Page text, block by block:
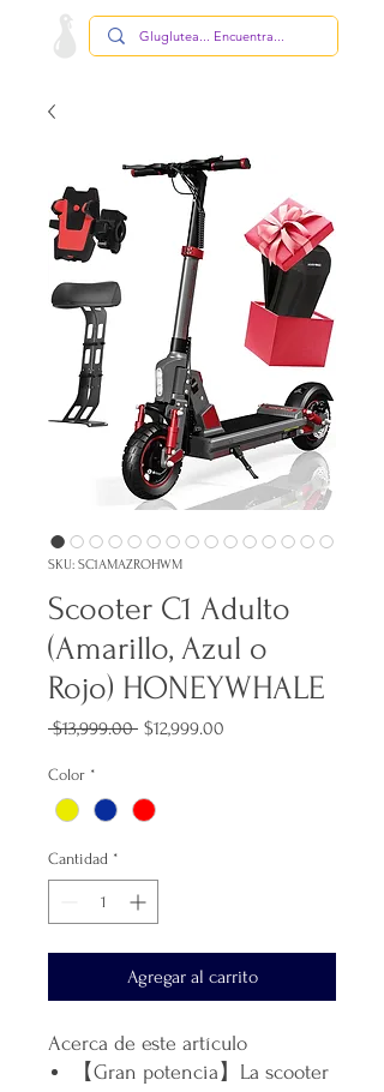
SKU: SC1AMAZROHWM
Scooter C1 Adulto
(Amarillo, Azul o
Rojo) HONEYWHALE
$13,999.00 Precio
$12,999.00
Color *
Cantidad *
Agregar al carrito
Acerca de este artículo
【Gran potencia】La scooter